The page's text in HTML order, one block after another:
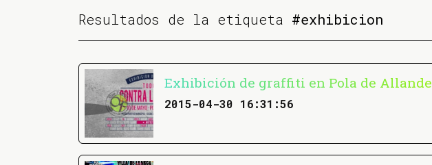
Resultados de la etiqueta #exhibicion
Exhibición de graffiti en Pola de Allande
2015-04-30 16:31:56